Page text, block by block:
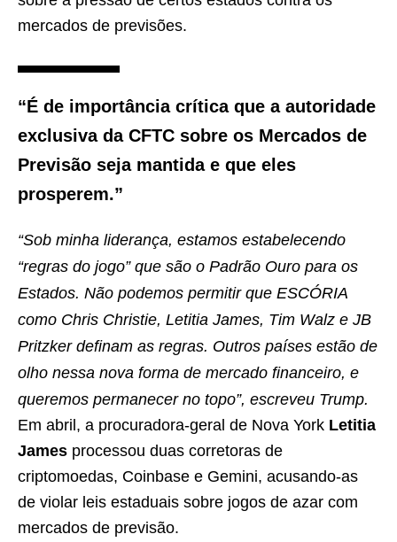
mercados de previsões.
“É de importância crítica que a autoridade
exclusiva da CFTC sobre os Mercados de
Previsão seja mantida e que eles
prosperem.”
“Sob minha liderança, estamos estabelecendo
“regras do jogo” que são o Padrão Ouro para os
Estados. Não podemos permitir que ESCÓRIA
como Chris Christie, Letitia James, Tim Walz e JB
Pritzker definam as regras. Outros países estão de
olho nessa nova forma de mercado financeiro, e
queremos permanecer no topo”, escreveu Trump.
Em abril, a procuradora-geral de Nova York Letitia
James processou duas corretoras de
criptomoedas, Coinbase e Gemini, acusando-as
de violar leis estaduais sobre jogos de azar com
mercados de previsão.